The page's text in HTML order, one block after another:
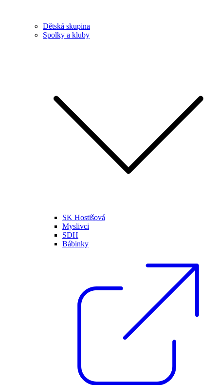
Dětská skupina
Spolky a kluby
SK Hostišová
Myslivci
SDH
Bábinky